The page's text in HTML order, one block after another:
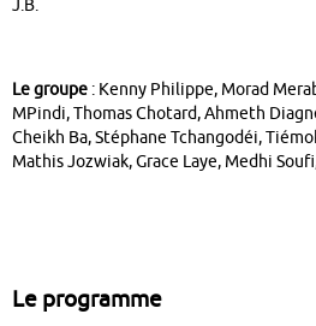
J.B.
Le groupe : Kenny Philippe, Morad
MPindi, Thomas Chotard, Ahmeth
Cheikh Ba, Stéphane Tchangodéi,
Mathis Jozwiak, Grace Laye, Medhi
Le programme